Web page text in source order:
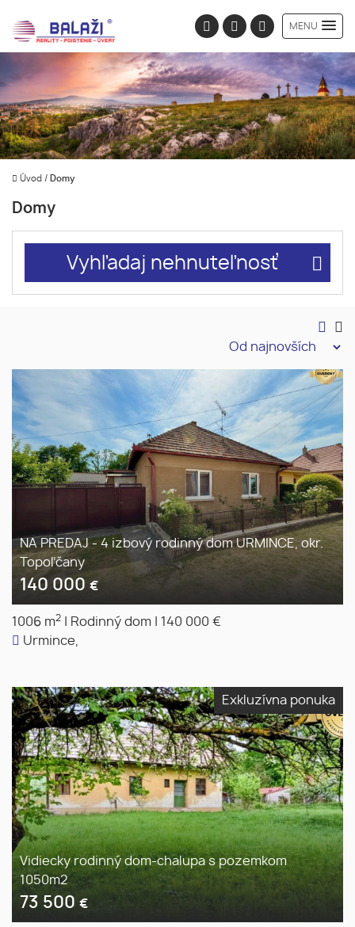
MENU
Úvod / Domy
Domy
Vyhľadaj nehnuteľnosť
NA PREDAJ - 4 izbový rodinný dom URMINCE, okr.
Topoľčany
140 000 €
1006 m2 Rodinný dom
140 000 €
Urmince,
Exkluzívna ponuka
Vidiecky rodinný dom-chalupa s pozemkom
1050m2
73 500 €